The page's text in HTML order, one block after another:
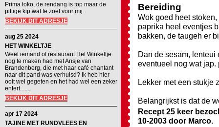
Prima toko, de rendang is top maar de
pittige kip wat te zoet voor mij.
BEKIJK DIT ADRESJE
aug 25 2024
HET WINKELTJE
Weet iemand of restaurant Het Winkeltje
nog te maken had met Ansje van
Brandenberg, die met haar café chantant
naar dit pand was verhuisd? Ik heb hier
ooit wel gegeten en het had wel een zeker
entert.......
BEKIJK DIT ADRESJE
apr 17 2024
TAJINE MET RUNDVLEES EN
Bereiding
Wok goed heet
paprika heel eventjes
bakken, de taugeh er
Dan de sesam, lenteui
eventueel nog wat jap.
Lekker met een stukje
Belangrijkst is dat de
Recept 25 keer
10-2003 door Marco.